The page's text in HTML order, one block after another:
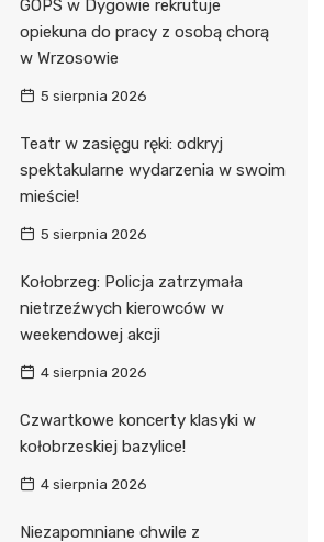
GOPS w Dygowie rekrutuje
opiekuna do pracy z osobą chorą
w Wrzosowie
5 sierpnia 2026
Teatr w zasięgu ręki: odkryj
spektakularne wydarzenia w swoim
mieście!
5 sierpnia 2026
Kołobrzeg: Policja zatrzymała
nietrzeźwych kierowców w
weekendowej akcji
4 sierpnia 2026
Czwartkowe koncerty klasyki w
kołobrzeskiej bazylice!
4 sierpnia 2026
Niezapomniane chwile z